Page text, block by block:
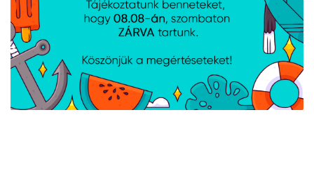
Lenovo V15 G4 AMN -
FreeDOS - Business
Black
Lenovo LOQ 15AHP10 -
FreeDOS - Luna Grey